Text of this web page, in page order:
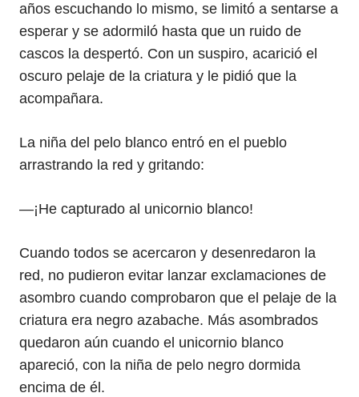
años escuchando lo mismo, se limitó a sentarse a
esperar y se adormiló hasta que un ruido de
cascos la despertó. Con un suspiro, acarició el
oscuro pelaje de la criatura y le pidió que la
acompañara.
La niña del pelo blanco entró en el pueblo
arrastrando la red y gritando:
—¡He capturado al unicornio blanco!
Cuando todos se acercaron y desenredaron la
red, no pudieron evitar lanzar exclamaciones de
asombro cuando comprobaron que el pelaje de la
criatura era negro azabache. Más asombrados
quedaron aún cuando el unicornio blanco
apareció, con la niña de pelo negro dormida
encima de él.